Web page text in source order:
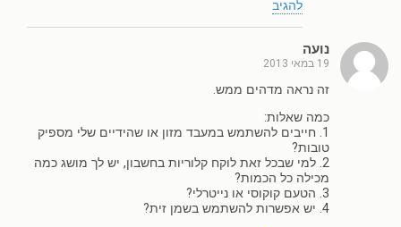
להגיב
נועה
19 במאי 2013
זה נראה מדהים ממש.
כמה שאלות:
1. חייבים להשתמש במעבד מזון או שהידיים שלי מספיק
טובות?
2. למי שבכל זאת לוקח קלוריות בחשבון, יש לך מושג כמה
מכילה כל הכמות?
3. הטעם קוקוסי או נייטרלי?
4. יש אפשרות להשתמש בשמן זית?